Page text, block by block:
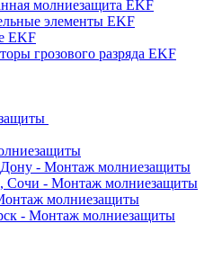
молниезащита EKF
элементы EKF
EKF
грозового разряда EKF
Дону - Монтаж молниезащиты
Сочи - Монтаж молниезащиты
молниезащиты
- Монтаж молниезащиты